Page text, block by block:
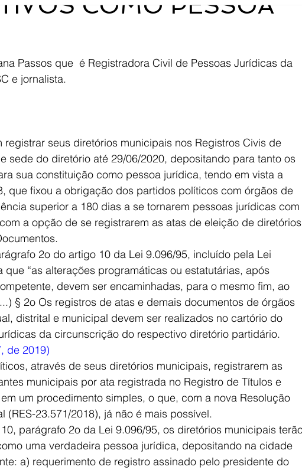
e jornalista.
seus diretórios municipais nos Registros Civis de
sede do diretório até 29/06/2020, depositando para tanto os
sua constituição como pessoa jurídica, tendo em vista a
que fixou a obrigação dos partidos políticos com órgãos de
superior a 180 dias a se tornarem pessoas jurídicas com
a opção de se registrarem as atas de eleição de diretórios
que “as alterações programáticas ou estatutárias, após
devem ser encaminhadas, para o mesmo fim, ao
§ 2o Os registros de atas e demais documentos de órgãos
distrital e municipal devem ser realizados no cartório do
da circunscrição do respectivo diretório partidário.
de 2019)
municipais por ata registrada no Registro de Títulos e
um procedimento simples, o que, com a nova Resolução
(RES-23.571/2018), já não é mais possível.
uma verdadeira pessoa jurídica, depositando na cidade
a) requerimento de registro assinado pelo presidente do